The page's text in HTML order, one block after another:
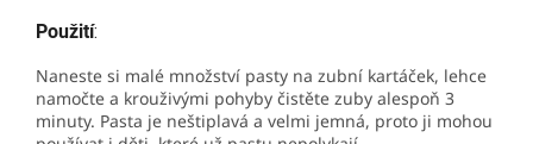
Použití:
Naneste si malé množství pasty na zubní kartáček, lehce
namočte a krouživými pohyby čistěte zuby alespoň 3
minuty. Pasta je neštiplavá a velmi jemná, proto ji mohou